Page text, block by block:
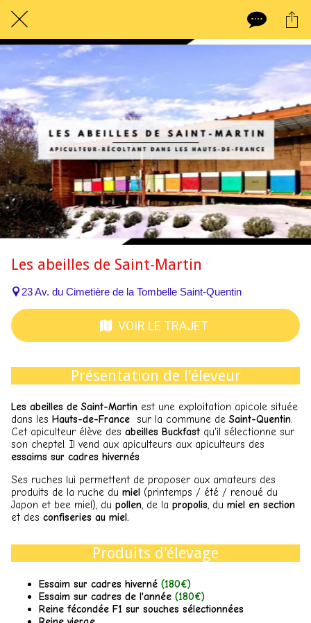
Les abeilles de Saint-Martin
23 Av. du Cimetière de la Tombelle Saint-Quentin
VOIR LE TRAJET
Présentation de l'éleveur
Les abeilles de Saint-Martin est une exploitation apicole située
dans les Hauts-de-France sur la commune deSaint-Quentin.
Cet apiculteur élève des abeilles Buckfast qu'il sélectionne sur
son cheptel. Il vend aux apiculteurs aux apiculteurs des
essaims sur cadres hivernés
Ses ruches lui permettent de proposer aux amateurs des
produits de la ruche du miel (printemps / été / renoué du
Japon et bee miel), du pollen, de la propolis, du miel en section
et des confiseries au miel.
Produits d'élevage
Essaim sur cadres hiverné (180€)
Essaim sur cadres de l'année (180€)
Reine fécondée F1 sur souches sélectionnées